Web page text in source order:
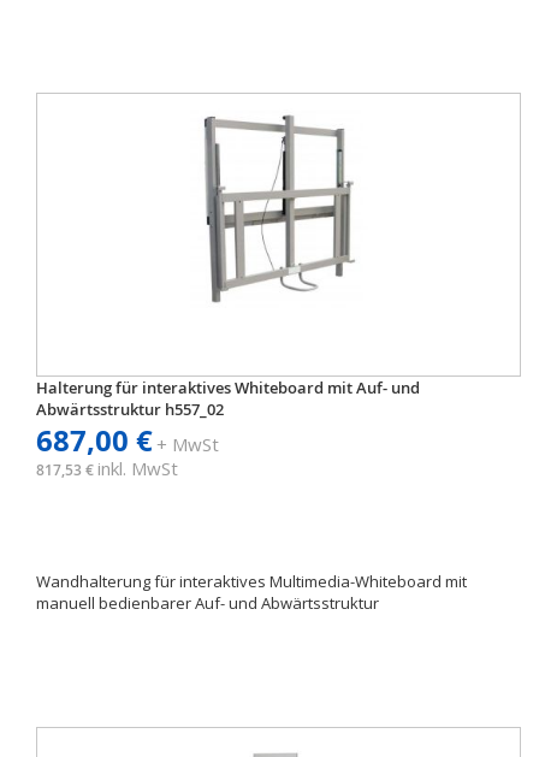
Halterung für interaktives Whiteboard mit Auf- und
Abwärtsstruktur h557_02
687,00 €+ MwSt
817,53 € inkl. MwSt
Wandhalterung für interaktives Multimedia-Whiteboard mit
manuell bedienbarer Auf- und Abwärtsstruktur